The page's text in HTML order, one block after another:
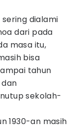
dialami
dari pada
masa itu,
bisa
tahun
sekolah-
1930-an masih